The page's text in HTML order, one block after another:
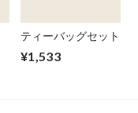
ティーバッグセット
¥1,533